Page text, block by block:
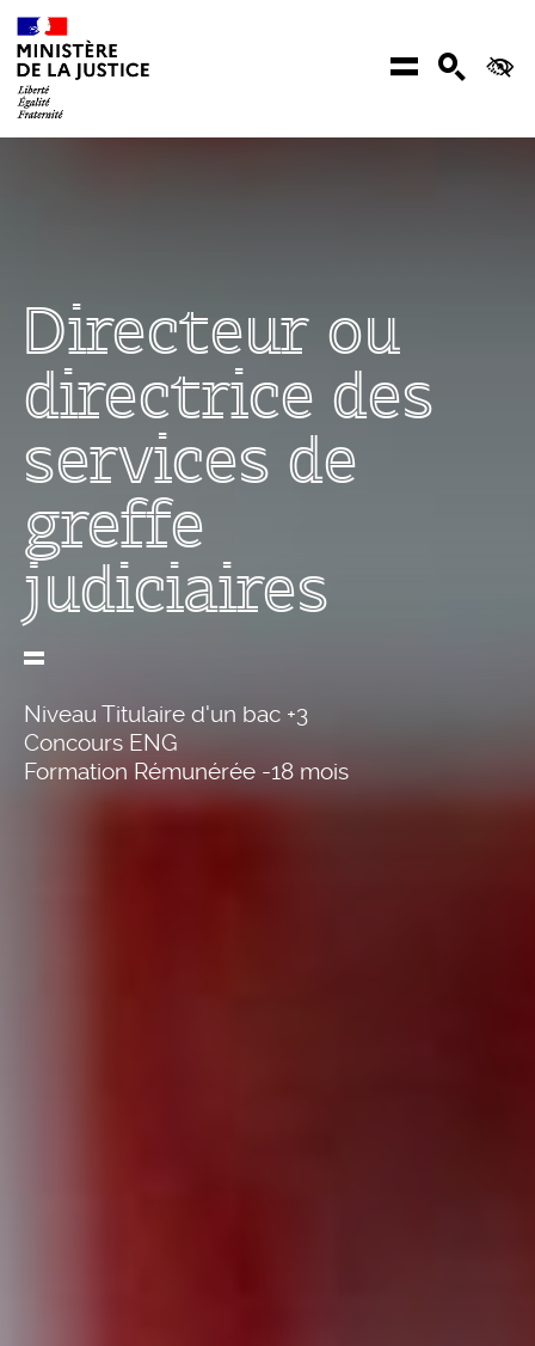
Aller au contenu
Menu
Directeur ou
directrice des
services de
greffe
judiciaires
Niveau Titulaire d'un bac +3
Concours ENG
Formation Rémunérée -18 mois